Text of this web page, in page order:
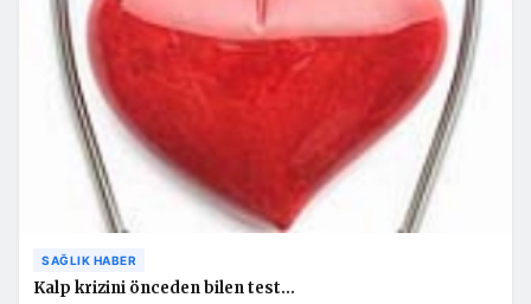
SAĞLIK HABER
Kalp krizini önceden bilen test…